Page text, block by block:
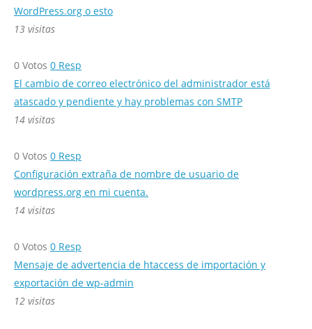
WordPress.org o esto
13 visitas
0 Votos 0 Resp
El cambio de correo electrónico del administrador está
atascado y pendiente y hay problemas con SMTP
14 visitas
0 Votos 0 Resp
Configuración extraña de nombre de usuario de
wordpress.org en mi cuenta.
14 visitas
0 Votos 0 Resp
Mensaje de advertencia de htaccess de importación y
exportación de wp-admin
12 visitas